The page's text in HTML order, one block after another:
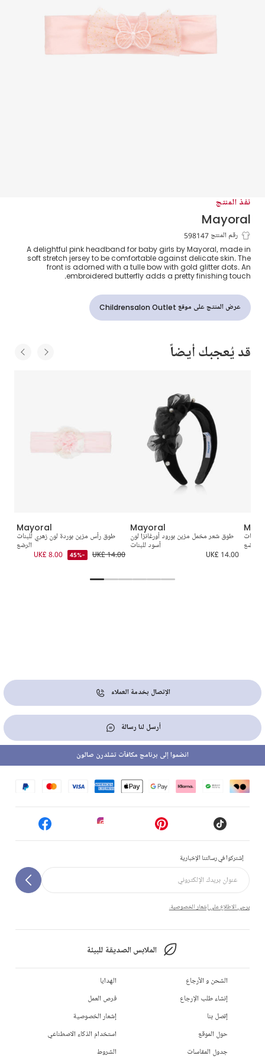
نفذ المنتج
Mayoral
طوق للرأس مزين بفراشة لون زهري للمولودات
رقم المنتج 598147
A delightful pink headband for baby girls by Mayoral, made in
soft stretch jersey to be comfortable against delicate skin. The
front is adorned with a tulle bow with gold glitter dots. An
embroidered butterfly adds a pretty finishing touch.
عرض المنتج على موقع Childrensalon Outlet
قد يُعجبك أيضاً
Mayoral
طوق رأس مزين بوردة لون زهري للبنات
الرضع
UK£ 14.00
-45%
UK£ 8.00
Mayoral
طوق شعر مخمل مزين بورود أورغانزا لون
أسود للبنات
UK£ 14.00
الرضع
الإتصال بخدمة العملاء
أرسل لنا رسالة
إشتركوا في رسالتنا الإخبارية
يرجى الاطلاع على إشعار الخصوصية.
الملابس الصديقة للبيئة
انضموا إلى برنامج مكافآت تشلدرن صالون
الشحن و الأرجاع
إنشاء طلب الإرجاع
إتصل بنا
حول الموقع
جدول المقاسات
الهدايا
فرص العمل
إشعار الخصوصية
استخدام الذكاء الاصطناعي
الشروط